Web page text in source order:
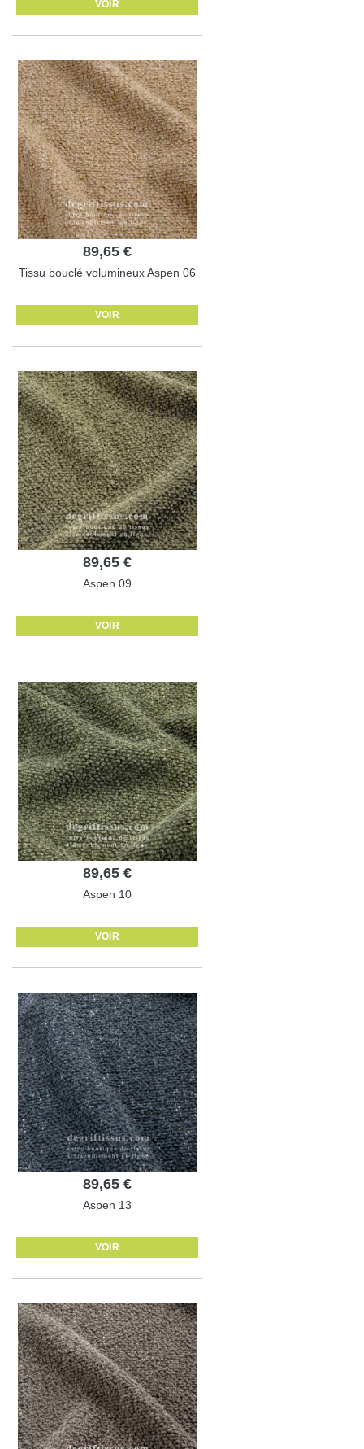
VOIR
89,65 €
Tissu bouclé volumineux Aspen 06
VOIR
89,65 €
Aspen 09
VOIR
89,65 €
Aspen 10
VOIR
89,65 €
Aspen 13
VOIR